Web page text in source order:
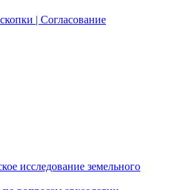
исследование земельного